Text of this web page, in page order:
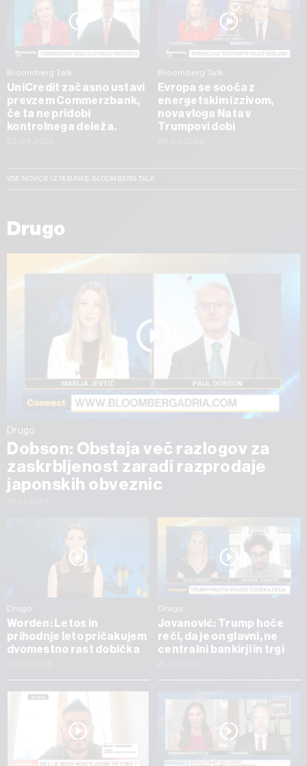
Bloomberg Talk
UniCredit začasno ustavi
prevzem Commerzbank,
če ta ne pridobi
kontrolnega deleža.
Bloomberg Talk
Evropa se sooča z
energetskim izzivom,
nova vloga Nata v
Trumpovi dobi
VSE NOVICE IZ RUBRIKE BLOOMBERG TALK
Drugo
Drugo
Dobson: Obstaja več razlogov za
zaskrbljenost zaradi razprodaje
japonskih obveznic
Drugo
Worden: Letos in
prihodnje leto pričakujem
dvomestno rast dobička
Drugo
Jovanović: Trump hoče
reči, da je on glavni, ne
centralni bankirji in trgi